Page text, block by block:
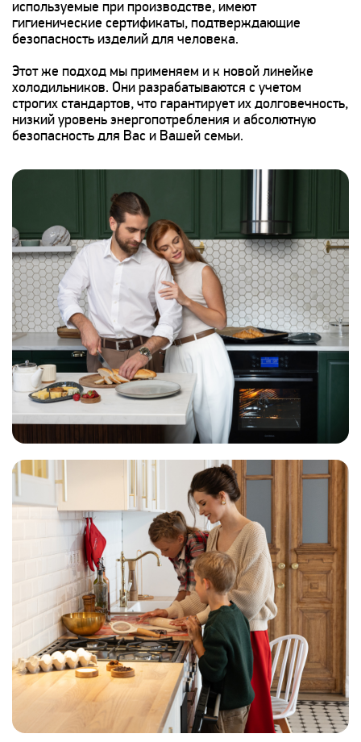
используемые при производстве, имеют
гигиенические сертификаты, подтверждающие
безопасность изделий для человека.
Этот же подход мы применяем и к новой линейке
холодильников. Они разрабатываются с учетом
строгих стандартов, что гарантирует их долговечность,
низкий уровень энергопотребления и абсолютную
безопасность для Вас и Вашей семьи.